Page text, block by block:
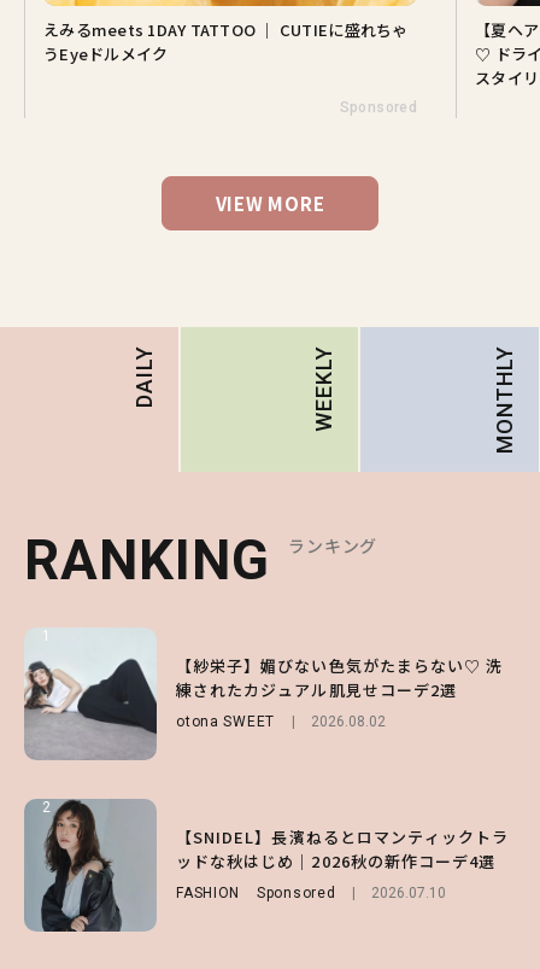
えみるmeets 1DAY TATTOO ｜ CUTIEに盛れちゃ
うEyeドルメイク
Sponsored
【夏ヘ
♡ ドラ
スタイ
VIEW MORE
DAILY WEEKLY MONTHLY
RANKING ランキング
1
【紗栄子】媚びない色気がたまらない♡ 洗
練されたカジュアル肌見せコーデ2選
otona SWEET 2026.08.02
2
【SNIDEL】長濱ねるとロマンティックトラ
ッドな秋はじめ｜2026秋の新作コーデ4選
FASHION Sponsored 2026.07.10
RANKING ランキング
1
【ハローキティ】がスシローと初コラボ♡
第1弾の気になるメニュー＆限定グッズを総
チェック！
2026.07.31
2
【大原優乃】夏メイクはプレイフルに！ドキ
ッとしちゃう色っぽ“うるみ目”のつくり方
BEAUTY 2026.08.01
RANKING ランキング
1
【SNIDEL】長濱ねるとロマンティックトラ
ッドな秋はじめ｜2026秋の新作コーデ4選
FASHION Sponsored 2026.07.10
2
【付録】総柄ハローキティが可愛すぎ♡ 紀
ノ国屋コラボの“優秀保冷バッグ”は夏の強
い味方！【オトナミューズ9月号増刊】